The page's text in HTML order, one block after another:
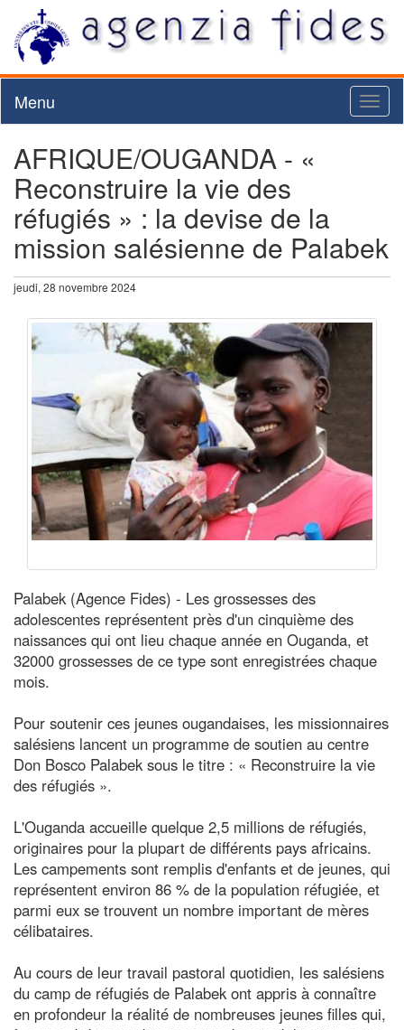
Menu
AFRIQUE/OUGANDA - «
Reconstruire la vie des
réfugiés » : la devise de la
mission salésienne de Palabek
jeudi, 28 novembre 2024
Palabek (Agence Fides) - Les grossesses des
adolescentes représentent près d'un cinquième des
naissances qui ont lieu chaque année en Ouganda, et
32000 grossesses de ce type sont enregistrées chaque
mois.
Pour soutenir ces jeunes ougandaises, les missionnaires
salésiens lancent un programme de soutien au centre
Don Bosco Palabek sous le titre : « Reconstruire la vie
des réfugiés ».
L'Ouganda accueille quelque 2,5 millions de réfugiés,
originaires pour la plupart de différents pays africains.
Les campements sont remplis d'enfants et de jeunes, qui
représentent environ 86 % de la population réfugiée, et
parmi eux se trouvent un nombre important de mères
célibataires.
Au cours de leur travail pastoral quotidien, les salésiens
du camp de réfugiés de Palabek ont appris à connaître
en profondeur la réalité de nombreuses jeunes filles qui,